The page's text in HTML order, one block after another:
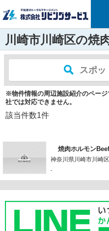
川崎市川崎区の焼
スポッ
※物件情報の周辺施設紹介のペー
社では対応できません。
該当件数1件
焼肉ホルモン
神奈川県川崎市川崎
-